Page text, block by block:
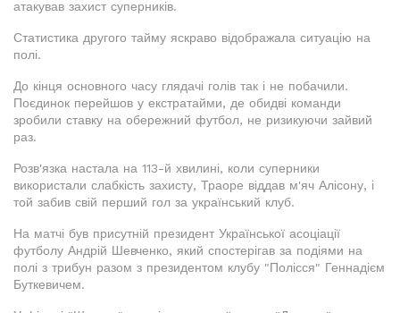
атакував захист суперників.
Статистика другого тайму яскраво відображала ситуацію на
полі.
До кінця основного часу глядачі голів так і не побачили.
Поєдинок перейшов у екстратайми, де обидві команди
зробили ставку на обережний футбол, не ризикуючи зайвий
раз.
Розв'язка настала на 113-й хвилині, коли суперники
використали слабкість захисту, Траоре віддав м'яч Алісону, і
той забив свій перший гол за український клуб.
На матчі був присутній президент Української асоціації
футболу Андрій Шевченко, який спостерігав за подіями на
полі з трибун разом з президентом клубу "Полісся" Геннадієм
Буткевичем.